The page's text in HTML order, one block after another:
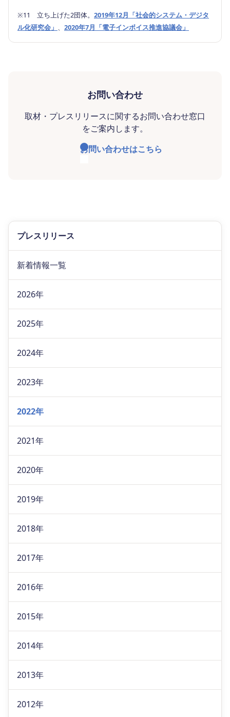
※11 立ち上げた2団体。 2019年12月「社会的システム・デジタ
ル化研究会」 、 2020年7月「電子インボイス推進協議会」
お問い合わせ
取材・プレスリリースに関するお問い合わせ窓口
をご案内します。
お問い合わせはこちら
プレスリリース
新着情報一覧
2026年
2025年
2024年
2023年
2022年
2021年
2020年
2019年
2018年
2017年
2016年
2015年
2014年
2013年
2012年